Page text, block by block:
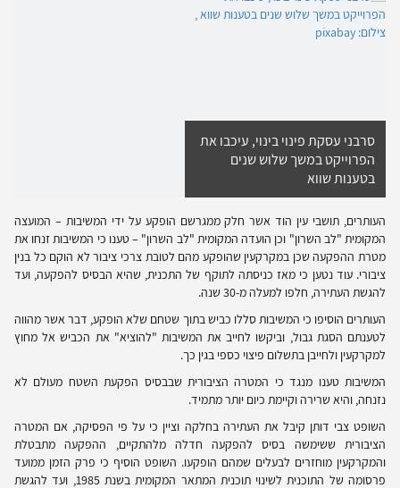
סרבני עסקת פינוי בינוי, עיכבו את
הפרוייקט במשך שלוש שנים
בטענות שווא
העותרים, תושבי עין הוד אשר חלק ממגרשם הופקע על ידי המשיבות – המועצה
המקומית "לב השרון" וכן הועדה המקומית "לב השרון" – טענו כי המשיבות זנחו את
מטרת ההפקעה שכן במקרקעין שהופקע מהם לטובת צרכי ציבור לא הוקם כל בנין
ציבורי. עוד נטען כי מאז כניסתה לתוקף של התכנית, שהיא הבסיס להפקעה, ועד
להגשת העתירה, חלפו למעלה מ-30 שנה.
העותרים הוסיפו כי המשיבות סללו כביש בתוך שטחם שלא הופקע, דבר אשר מהווה
לטענתם הסגת גבול, וביקשו לחייב את המשיבות "להוציא" את הכביש אל מחוץ
למקרקעין ולחייבן בתשלום פיצוי כספי בגין כך.
המשיבות טענו מנגד כי המטרה הציבורית שבבסיס הפקעת השטח מעולם לא
נזנחה, והיא שרירה וקיימת כיום יותר מתמיד.
השופט צבי דותן קיבל את העתירה בחלקה וציין כי על פי הפסיקה, אם המטרה
הציבורית ששימשה בסיס להפקעה חדלה מלהתקיים, ההפקעה מתבטלת
והמקרקעין מוחזרים לבעלים שמהם הופקעו. השופט הוסיף כי פרק הזמן ממועד
פרסומה של התוכנית לשינוי תוכנית המתאר המקומית בשנת 1985, ועד להגשת